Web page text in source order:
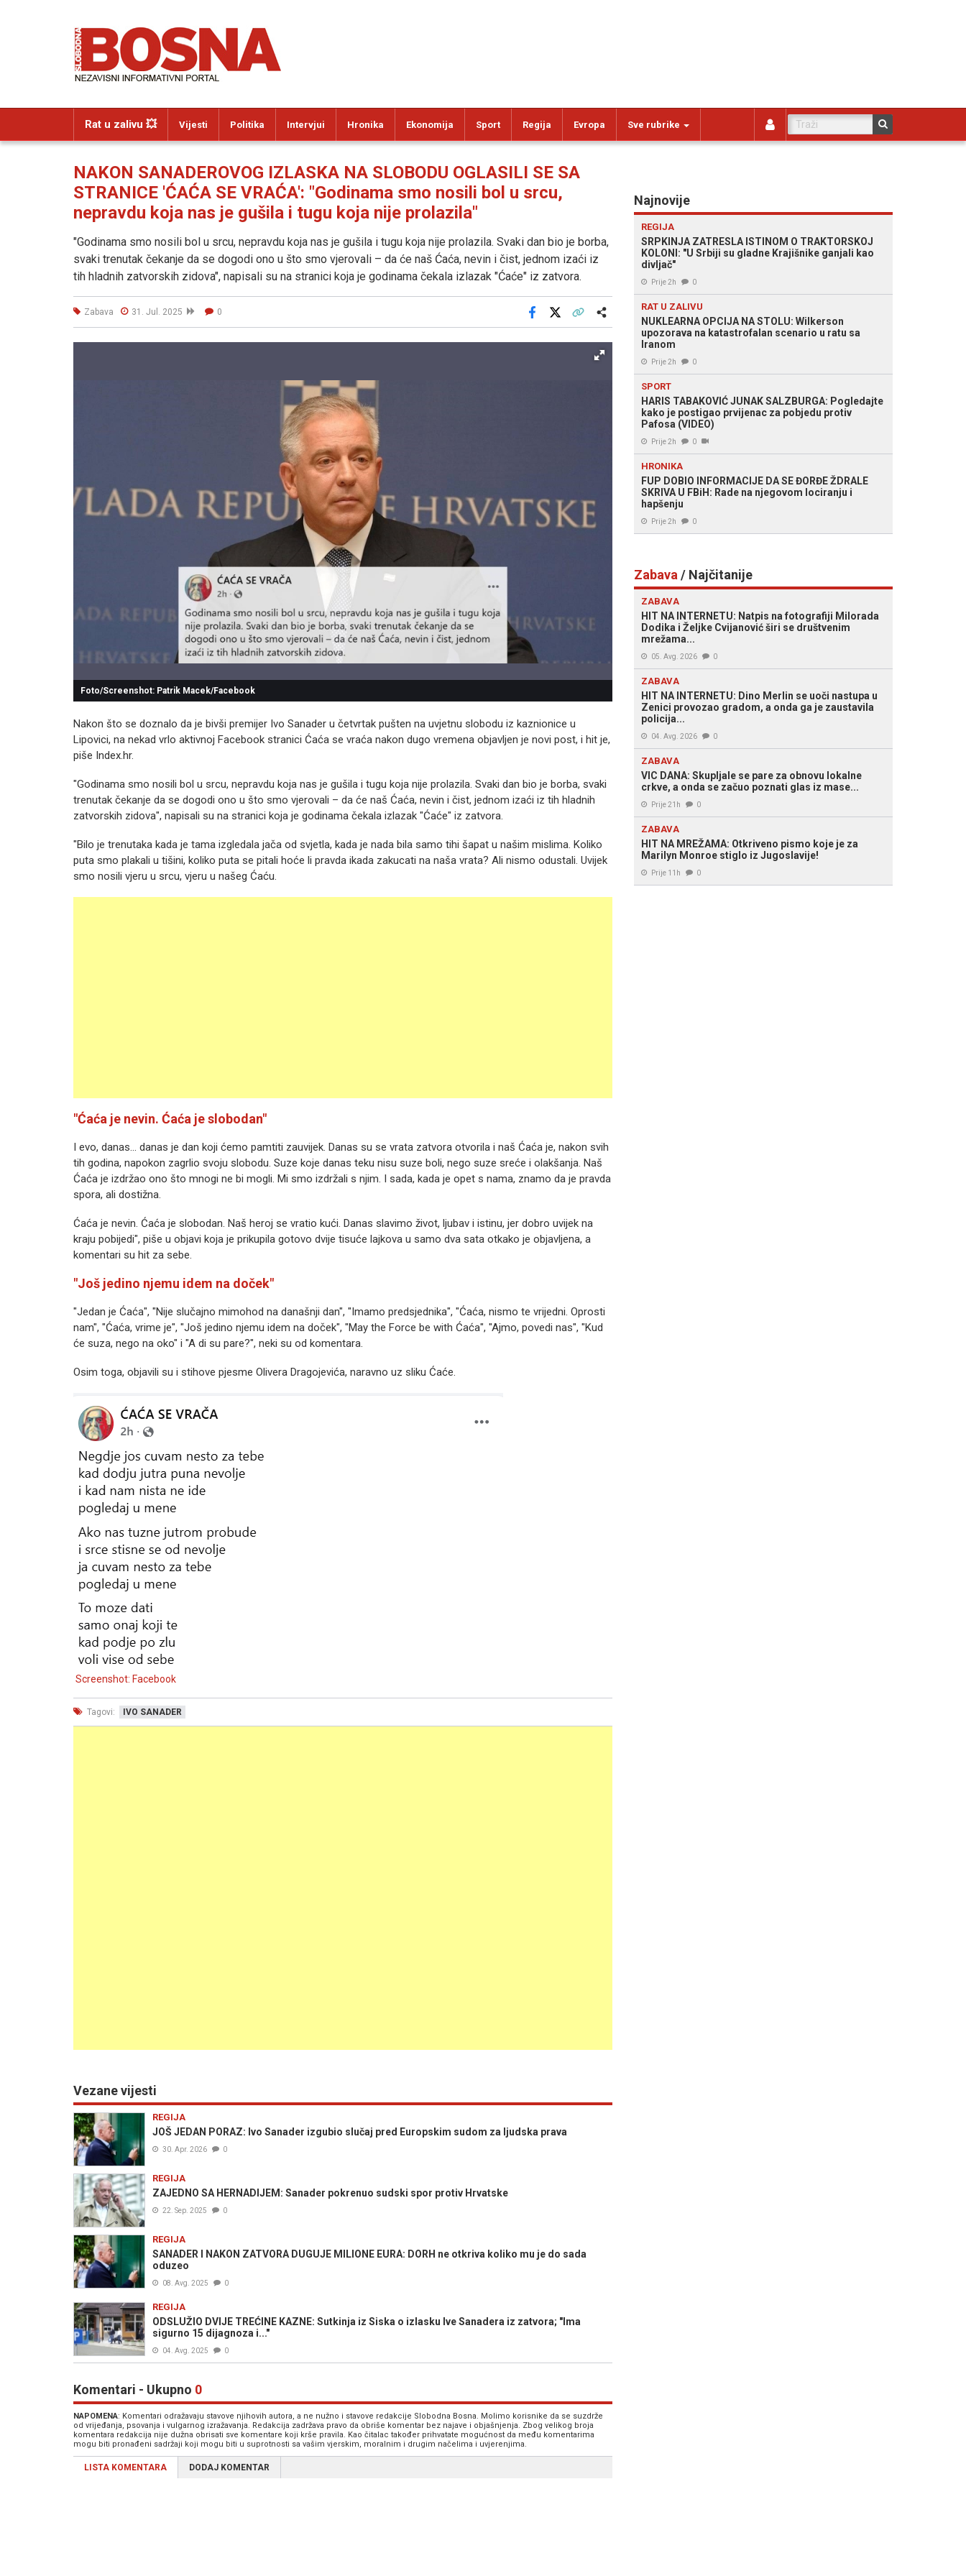
Rat u zalivu 💥 Vijesti Politika Intervjui Hronika Ekonomija Sport Regija Evropa Sve rubrike
NAKON SANADEROVOG IZLASKA NA SLOBODU OGLASILI SE SA
STRANICE 'ĆAĆA SE VRAĆA': "Godinama smo nosili bol u srcu,
nepravdu koja nas je gušila i tugu koja nije prolazila"
"Godinama smo nosili bol u srcu, nepravdu koja nas je gušila i tugu koja nije prolazila. Svaki dan bio je borba,
svaki trenutak čekanje da se dogodi ono u što smo vjerovali – da će naš Ćaća, nevin i čist, jednom izaći iz
tih hladnih zatvorskih zidova", napisali su na stranici koja je godinama čekala izlazak "Ćaće" iz zatvora.
Zabava 31. Jul. 2025 0
Facebook
Foto/Screenshot: Patrik Macek/Facebook
Nakon što se doznalo da je bivši premijer Ivo Sanader u četvrtak pušten na uvjetnu slobodu iz kaznionice u
Lipovici, na nekad vrlo aktivnoj Facebook stranici Ćaća se vraća nakon dugo vremena objavljen je novi post, i hit je,
piše Index.hr.
"Godinama smo nosili bol u srcu, nepravdu koja nas je gušila i tugu koja nije prolazila. Svaki dan bio je borba, svaki
trenutak čekanje da se dogodi ono u što smo vjerovali – da će naš Ćaća, nevin i čist, jednom izaći iz tih hladnih
zatvorskih zidova", napisali su na stranici koja je godinama čekala izlazak "Ćaće" iz zatvora.
"Bilo je trenutaka kada je tama izgledala jača od svjetla, kada je nada bila samo tihi šapat u našim mislima. Koliko
puta smo plakali u tišini, koliko puta se pitali hoće li pravda ikada zakucati na naša vrata? Ali nismo odustali. Uvijek
smo nosili vjeru u srcu, vjeru u našeg Ćaću.
"Ćaća je nevin. Ćaća je slobodan"
I evo, danas... danas je dan koji ćemo pamtiti zauvijek. Danas su se vrata zatvora otvorila i naš Ćaća je, nakon svih
tih godina, napokon zagrlio svoju slobodu. Suze koje danas teku nisu suze boli, nego suze sreće i olakšanja. Naš
Ćaća je izdržao ono što mnogi ne bi mogli. Mi smo izdržali s njim. I sada, kada je opet s nama, znamo da je pravda
spora, ali dostižna.
Ćaća je nevin. Ćaća je slobodan. Naš heroj se vratio kući. Danas slavimo život, ljubav i istinu, jer dobro uvijek na
kraju pobijedi", piše u objavi koja je prikupila gotovo dvije tisuće lajkova u samo dva sata otkako je objavljena, a
komentari su hit za sebe.
"Još jedino njemu idem na doček"
"Jedan je Ćaća", "Nije slučajno mimohod na današnji dan", "Imamo predsjednika", "Ćaća, nismo te vrijedni. Oprosti
nam", "Ćaća, vrime je", "Još jedino njemu idem na doček", "May the Force be with Ćaća", "Ajmo, povedi nas", "Kud
će suza, nego na oko" i "A di su pare?", neki su od komentara.
Osim toga, objavili su i stihove pjesme Olivera Dragojevića, naravno uz sliku Ćaće.
Screenshot: Facebook
Tagovi: IVO SANADER
Vezane vijesti
REGIJA
JOŠ JEDAN PORAZ: Ivo Sanader izgubio slučaj pred Europskim sudom za ljudska prava
30. Apr. 2026 0
REGIJA
ZAJEDNO SA HERNADIJEM: Sanader pokrenuo sudski spor protiv Hrvatske
22. Sep. 2025 0
REGIJA
SANADER I NAKON ZATVORA DUGUJE MILIONE EURA: DORH ne otkriva koliko mu je do sada
oduzeo
08. Avg. 2025 0
REGIJA
ODSLUŽIO DVIJE TREĆINE KAZNE: Sutkinja iz Siska o izlasku Ive Sanadera iz zatvora; "Ima
sigurno 15 dijagnoza i..."
04. Avg. 2025 0
Komentari - Ukupno 0
NAPOMENA: Komentari odražavaju stavove njihovih autora, a ne nužno i stavove redakcije Slobodna Bosna. Molimo korisnike da se suzdrže
od vrijeđanja, psovanja i vulgarnog izražavanja. Redakcija zadržava pravo da obriše komentar bez najave i objašnjenja. Zbog velikog broja
komentara redakcija nije dužna obrisati sve komentare koji krše pravila. Kao čitalac također prihvatate mogućnost da među komentarima
mogu biti pronađeni sadržaji koji mogu biti u suprotnosti sa vašim vjerskim, moralnim i drugim načelima i uvjerenjima.
LISTA KOMENTARA DODAJ KOMENTAR
Najnovije
REGIJA
SRPKINJA ZATRESLA ISTINOM O TRAKTORSKOJ
KOLONI: "U Srbiji su gladne Krajišnike ganjali kao
divljač"
Prije 2h 0
RAT U ZALIVU
NUKLEARNA OPCIJA NA STOLU: Wilkerson
upozorava na katastrofalan scenario u ratu sa
Iranom
Prije 2h 0
SPORT
HARIS TABAKOVIĆ JUNAK SALZBURGA: Pogledajte
kako je postigao prvijenac za pobjedu protiv
Pafosa (VIDEO)
Prije 2h 0
HRONIKA
FUP DOBIO INFORMACIJE DA SE ĐORĐE ŽDRALE
SKRIVA U FBiH: Rade na njegovom lociranju i
hapšenju
Prije 2h 0
Zabava / Najčitanije
ZABAVA
HIT NA INTERNETU: Natpis na fotografiji Milorada
Dodika i Željke Cvijanović širi se društvenim
mrežama...
05. Avg. 2026 0
ZABAVA
HIT NA INTERNETU: Dino Merlin se uoči nastupa u
Zenici provozao gradom, a onda ga je zaustavila
policija...
04. Avg. 2026 0
ZABAVA
VIC DANA: Skupljale se pare za obnovu lokalne
crkve, a onda se začuo poznati glas iz mase...
Prije 21h 0
ZABAVA
HIT NA MREŽAMA: Otkriveno pismo koje je za
Marilyn Monroe stiglo iz Jugoslavije!
Prije 11h 0